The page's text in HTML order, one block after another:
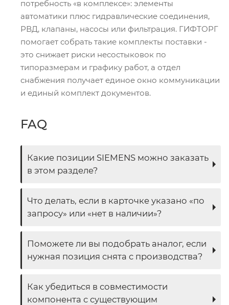
потребность «в комплексе»: элементы
автоматики плюс гидравлические соединения,
РВД, клапаны, насосы или фильтрация. ГИФТОРГ
помогает собрать такие комплекты поставки -
это снижает риски несостыковок по
типоразмерам и графику работ, а отдел
снабжения получает единое окно коммуникации
и единый комплект документов.
FAQ
Какие позиции SIEMENS можно заказать
в этом разделе?
Что делать, если в карточке указано «по
запросу» или «нет в наличии»?
Поможете ли вы подобрать аналог, если
нужная позиция снята с производства?
Как убедиться в совместимости
компонента с существующим